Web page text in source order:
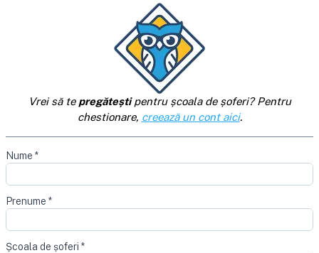
Vrei să te pregăteștipentru școala de șoferi? Pentru
chestionare, creează un cont aici.
Nume *
Prenume *
Școala de șoferi *